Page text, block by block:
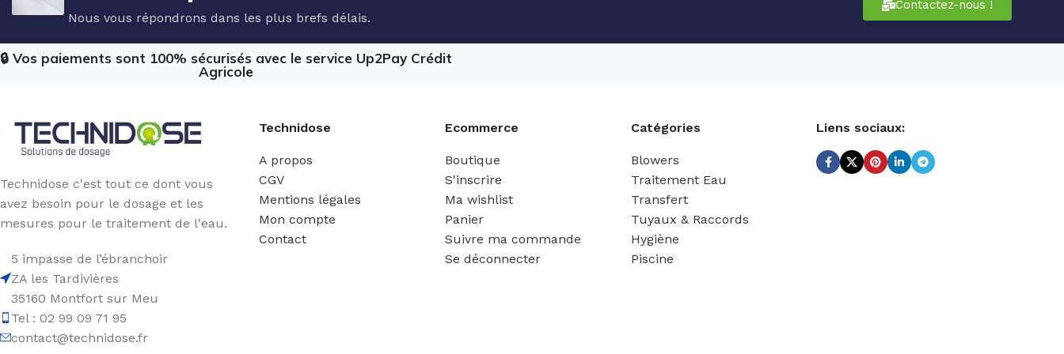
Nous vous répondrons dans les plus brefs délais.
Contactez-nous !
🔒 Vos paiements sont 100% sécurisés avec le service Up2Pay Crédit
Agricole
Technidose c'est tout ce dont vous
avez besoin pour le dosage et les
mesures pour le traitement de l'eau.
5 impasse de l’ébranchoir
ZA les Tardivières
35160 Montfort sur Meu
Tel : 02 99 09 71 95
contact@technidose.fr
Technidose
A propos
CGV
Mentions légales
Mon compte
Contact
Ecommerce
Boutique
S'inscrire
Ma wishlist
Panier
Suivre ma commande
Se déconnecter
Catégories
Blowers
Traitement Eau
Transfert
Tuyaux & Raccords
Hygiène
Piscine
Liens sociaux: